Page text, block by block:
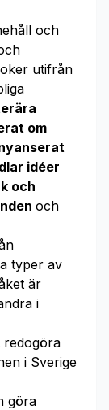
och
utifrån
om
idéer
och
och
typer av
är
i
redogöra
i Sverige
göra